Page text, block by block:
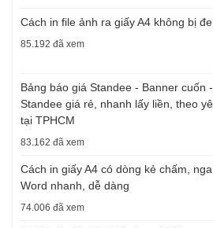
Cách in file ảnh ra giấy A4 không bị
85.192 đã xem
Bảng báo giá Standee - Banner cuốn
Standee giá rẻ, nhanh lấy liền, theo
tại TPHCM
83.162 đã xem
Cách in giấy A4 có dòng kẻ chấm,
Word nhanh, dễ dàng
74.006 đã xem